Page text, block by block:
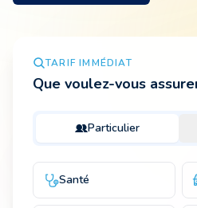
TARIF IMMÉDIAT
Que voulez-vous
Particulier
Santé